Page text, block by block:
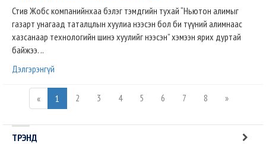
Стив Жобс компанийнхаа бэлэг тэмдгийн тухай “Ньютон алимыг
газарт унагаад таталцлын хуулиа нээсэн бол би түүний алимнаас
хазсанаар технологийн шинэ хуулийг нээсэн” хэмээн ярих дуртай
байжээ. ..
Дэлгэрэнгүй
« 1 2 3 4 5 6 7 8 »
ТРЭНД